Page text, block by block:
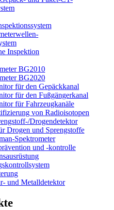
Inspektion
BG2010
BG2020
für den Gepäckkanal
für den Fußgängerkanal
für Fahrzeugkanäle
von Radioisotopen
Drogendetektor
Drogen und Sprengstoffe
Spektrometer
und -kontrolle
und Metalldetektor